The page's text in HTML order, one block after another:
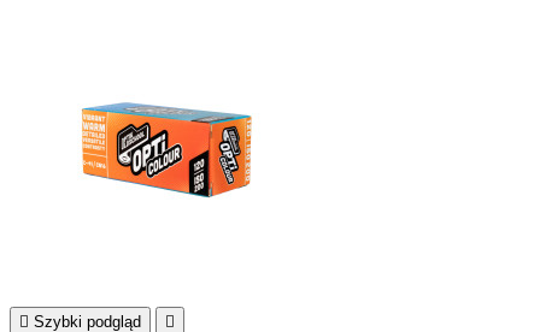
 Szybki podgląd 